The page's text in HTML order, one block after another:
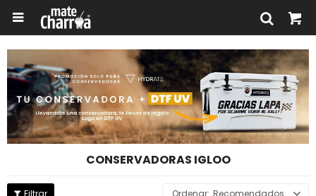

CONSERVADORAS IGLOO
Recomendados